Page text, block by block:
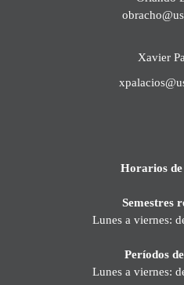
Xavier
Horarios
Semestres
Lunes a viernes:
Períodos
Lunes a viernes: